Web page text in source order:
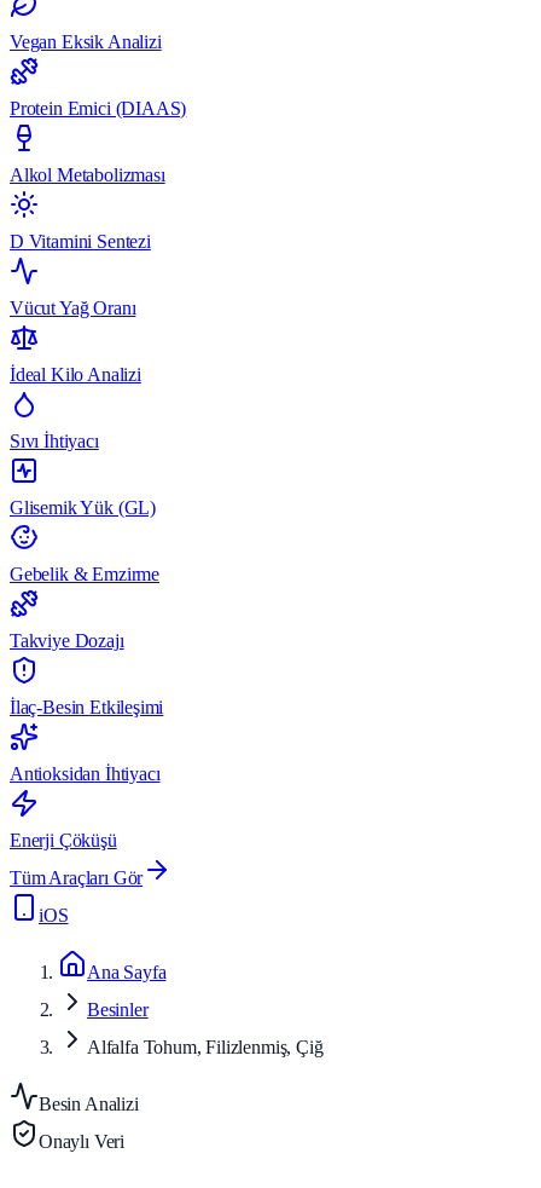
Vegan Eksik Analizi
Protein Emici (DIAAS)
Alkol Metabolizması
D Vitamini Sentezi
Vücut Yağ Oranı
İdeal Kilo Analizi
Sıvı İhtiyacı
Glisemik Yük (GL)
Gebelik & Emzirme
Takviye Dozajı
İlaç-Besin Etkileşimi
Antioksidan İhtiyacı
Enerji Çöküşü
Tüm Araçları Gör
iOS
Ana Sayfa
Besinler
Alfalfa Tohum, Filizlenmiş, Çiğ
Besin Analizi
Onaylı Veri